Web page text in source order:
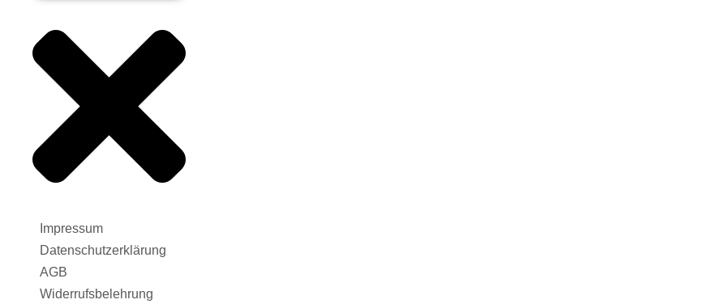
Impressum
Datenschutzerklärung
AGB
Widerrufsbelehrung